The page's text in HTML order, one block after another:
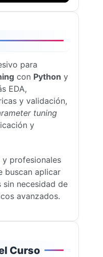
para
con Python y
EDA,
y validación,
tuning
y
profesionales
buscan aplicar
sin necesidad de
avanzados.
Curso